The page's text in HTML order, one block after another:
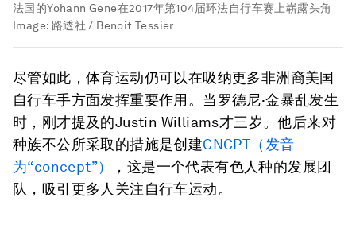
法国的Yohann Gene在2017年第104届环法自行车赛上崭露头角
Image: 路透社 / Benoit Tessier
尽管如此，体育运动仍可以在吸纳更多非洲裔美国
自行车手方面发挥重要作用。当罗德尼·金暴乱发生
时，刚才提及的Justin Williams才三岁。他后来对
种族不公所采取的措施是创建CNCPT（发音
为“concept”）
，这是一个代表有色人种的发展团
队，吸引更多人关注自行车运动。